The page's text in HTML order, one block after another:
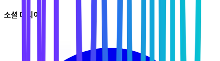
소셜 미디어